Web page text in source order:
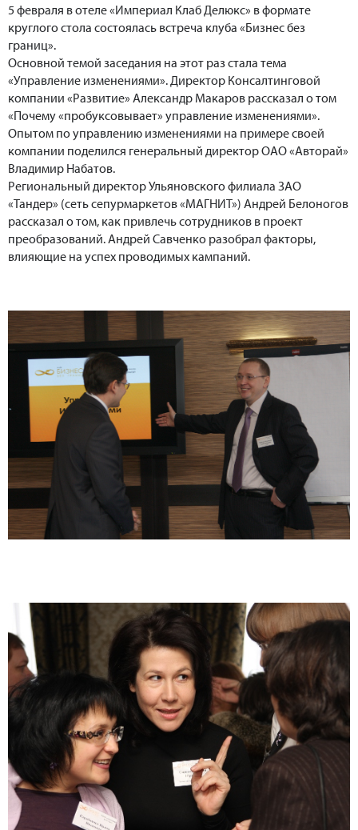
5 февраля в отеле «Империал Клаб Делюкс» в формате
круглого стола состоялась встреча клуба «Бизнес без
границ».
Основной темой заседания на этот раз стала тема
«Управление изменениями». Директор Консалтинговой
компании «Развитие» Александр Макаров рассказал о том
«Почему «пробуксовывает» управление изменениями».
Опытом по управлению изменениями на примере своей
компании поделился генеральный директор ОАО «Авторай»
Владимир Набатов.
Региональный директор Ульяновского филиала ЗАО
«Тандер» (сеть сепурмаркетов «МАГНИТ») Андрей Белоногов
рассказал о том, как привлечь сотрудников в проект
преобразований. Андрей Савченко разобрал факторы,
влияющие на успех проводимых кампаний.